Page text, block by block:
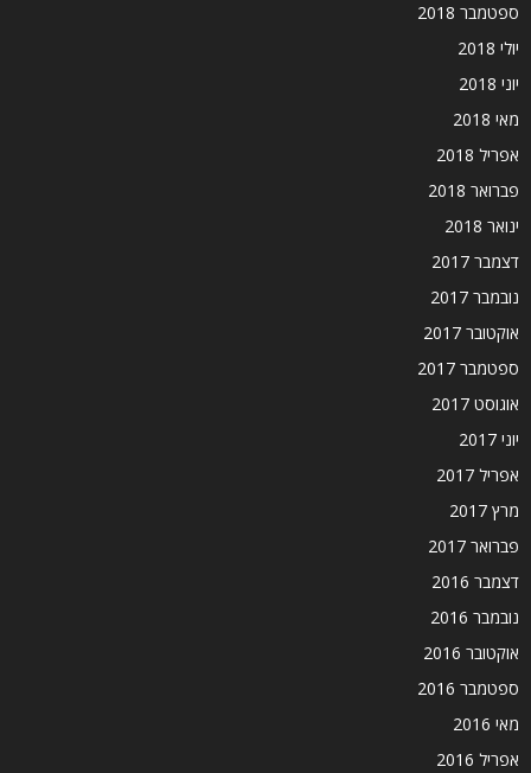
ספטמבר 2018
יולי 2018
יוני 2018
מאי 2018
אפריל 2018
פברואר 2018
ינואר 2018
דצמבר 2017
נובמבר 2017
אוקטובר 2017
ספטמבר 2017
אוגוסט 2017
יוני 2017
אפריל 2017
מרץ 2017
פברואר 2017
דצמבר 2016
נובמבר 2016
אוקטובר 2016
ספטמבר 2016
מאי 2016
אפריל 2016